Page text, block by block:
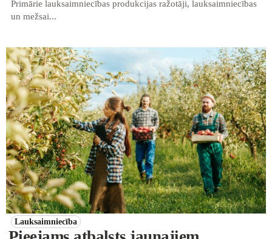
Primārie lauksaimniecības produkcijas ražotāji, lauksaimniecības
un mežsai...
Lauksaimniecība